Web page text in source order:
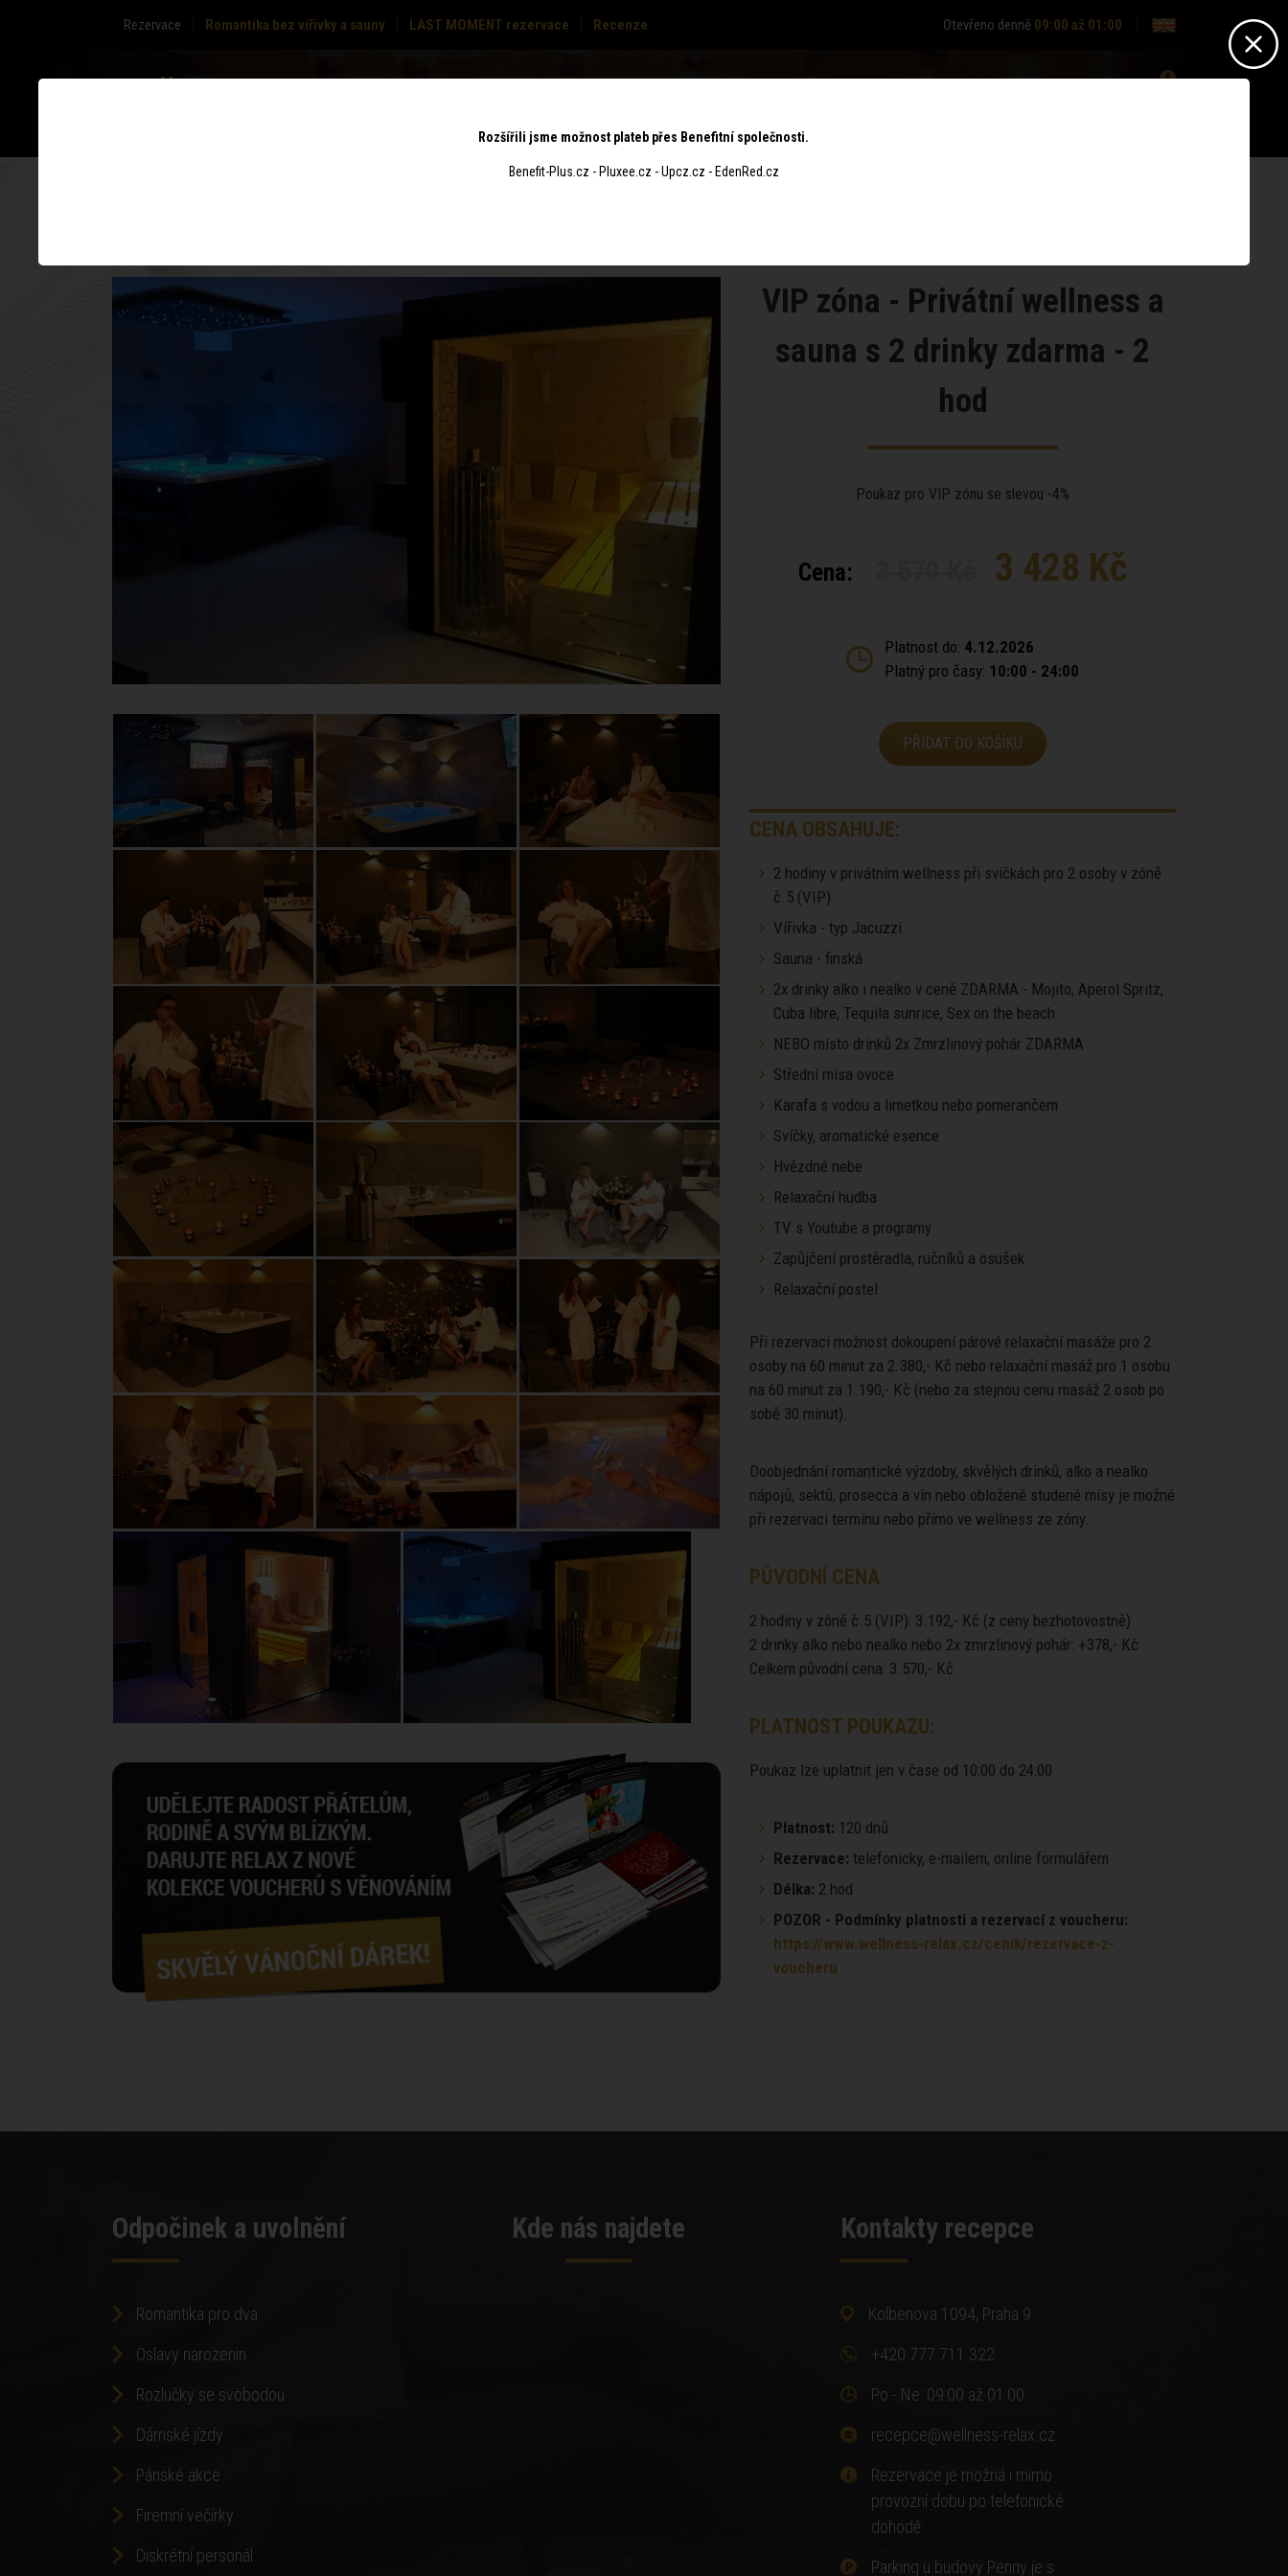
Rezervace Romantika bez vířivky a sauny LAST MOMENT rezervace Recenze Otevřeno denně 09:00 až 01:00
VIP zóna - Privátní wellness a
sauna s 2 drinky zdarma - 2
hod
Poukaz pro VIP zónu se slevou -4%
Cena: 3 428 Kč
Platnost do: 4.12.2026
Platný pro časy: 10:00 - 24:00
PŘIDAT DO KOŠÍKU
CENA OBSAHUJE:
2 hodiny v privátním wellness při svíčkách pro 2 osoby v zóně
č.5 (VIP)
Vířivka - typ Jacuzzi
Sauna - finská
2x drinky alko i nealko v ceně ZDARMA - Mojito, Aperol Spritz,
Cuba libre, Tequila sunrice, Sex on the beach
NEBO místo drinků 2x Zmrzlinový pohár ZDARMA
Střední mísa ovoce
Karafa s vodou a limetkou nebo pomerančem
Svíčky, aromatické esence
Hvězdné nebe
Relaxační hudba
TV s Youtube a programy
Zapůjčení prostěradla, ručníků a osušek
Relaxační postel
Při rezervaci možnost dokoupení párové relaxační masáže pro 2
osoby na 60 minut za 2.380,- Kč nebo relaxační masáž pro 1 osobu
na 60 minut za 1.190,- Kč (nebo za stejnou cenu masáž 2 osob po
sobě 30 minut).
Doobjednání romantické výzdoby, skvělých drinků, alko a nealko
nápojů, sektů, prosecca a vín nebo obložené studené mísy je možné
při rezervaci termínu nebo přímo ve wellness ze zóny.
PŮVODNÍ CENA
2 hodiny v zóně č.5 (VIP): 3.192,- Kč (z ceny bezhotovostně)
2 drinky alko nebo nealko nebo 2x zmrzlinový pohár: +378,- Kč
Celkem původní cena: 3.570,- Kč
PLATNOST POUKAZU:
Poukaz lze uplatnit jen v čase od 10:00 do 24:00
Platnost: 120 dnů
Rezervace: telefonicky, e-mailem, online formulářem
Délka: 2 hod
POZOR - Podmínky platnosti a rezervací z voucheru:
https://www.wellness-relax.cz/cenik/rezervace-z-
voucheru
Odpočinek a uvolnění
Romantika pro dva
Oslavy narozenin
Rozlučky se svobodou
Dámské jízdy
Pánské akce
Firemní večírky
Diskrétní personál
Kde nás najdete Kontakty recepce
Kolbenova 1094, Praha 9
+420 777 711 322
Po - Ne: 09:00 až 01:00
recepce@wellness-relax.cz
Rezervace je možná i mimo
provozní dobu po telefonické
dohodě
Parking u budovy Penny je s
Rozšířili jsme možnost plateb přes Benefitní společnosti.
Benefit-Plus.cz - Pluxee.cz - Upcz.cz - EdenRed.cz